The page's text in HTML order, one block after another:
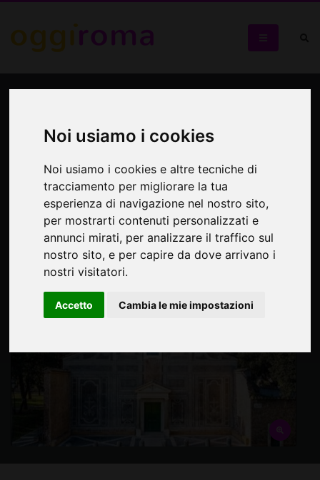
Noi usiamo i cookies
Noi usiamo i cookies e altre tecniche di
tracciamento per migliorare la tua
esperienza di navigazione nel nostro sito,
per mostrarti contenuti personalizzati e
annunci mirati, per analizzare il traffico sul
nostro sito, e per capire da dove arrivano i
nostri visitatori.
Accetto Cambia le mie impostazioni
La Chiesa dei Santi Nereo e
Achilleo alle Terme di
Caracalla
Un gioiello romano dalla facciata graffita che risplende
dopo i restauri giubilari